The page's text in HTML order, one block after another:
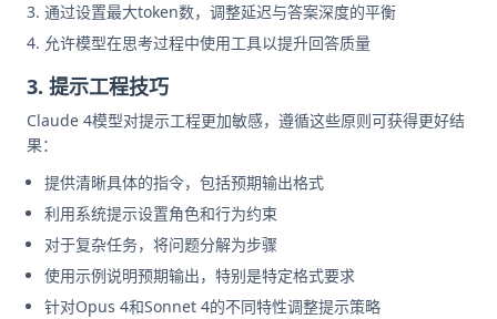
通过设置最大token数，调整延迟与答案深度的平衡
允许模型在思考过程中使用工具以提升回答质量
3. 提示工程技巧
Claude 4模型对提示工程更加敏感，遵循这些原则可获得更好结
果：
提供清晰具体的指令，包括预期输出格式
利用系统提示设置角色和行为约束
对于复杂任务，将问题分解为步骤
使用示例说明预期输出，特别是特定格式要求
针对Opus 4和Sonnet 4的不同特性调整提示策略